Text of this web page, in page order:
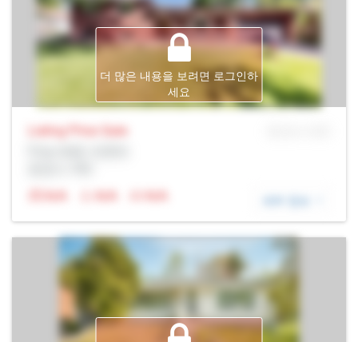
더 많은 내용을 보려면 로그인하
세요
Listing Price Sale
N/A
N/A N/A